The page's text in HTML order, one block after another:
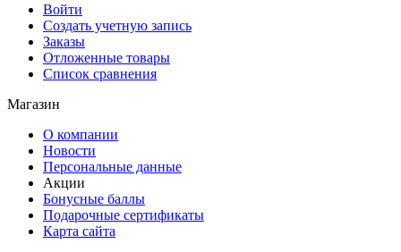
Войти
Создать учетную запись
Заказы
Отложенные товары
Список сравнения
Магазин
О компании
Новости
Персональные данные
Акции
Бонусные баллы
Подарочные сертификаты
Карта сайта